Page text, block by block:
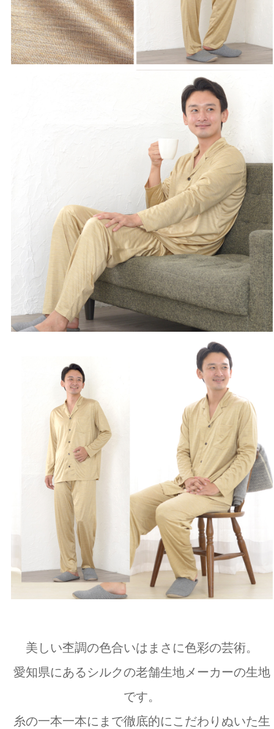
美しい杢調の色合いはまさに色彩の芸術。
愛知県にあるシルクの老舗生地メーカーの生地
です。
糸の一本一本にまで徹底的にこだわりぬいた生